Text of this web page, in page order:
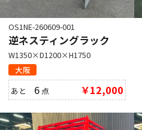
OS1NE-260609-001
逆ネスティングラック
W1350×D1200×H1750
大阪
あと 6 点 ￥12,000